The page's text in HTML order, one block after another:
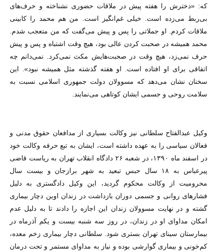
که: «دخترش را هفته پیش در ملاقات حضوری نشناخته و حرف‌های
بی‌ربط می‌زده است. خیلی غم‌انگیز است. من هم محمد را کابینی
ملاقات کردم. او جملاتی را پس و پیش می‌گفت که من متعجب شدم.
محمد همیشه در صحبت کردن عالی بود، هیچ وقت اشتباه و پس و پیش
حرف نمی‌زد، هیچ وقت در صحبت‌هایش مکث نمی‌کرد. نمی‌دانم چه
اتفاقی برای او افتاده است. او هفته گذشته مثل همیشه نبود». این
سخنان نشان می‌دهد که مسوولان دولت جمهوری اسلامی نسبت به
سلامت روحی و جسمی ایشان کوتاهی می‌نمایند.
وکیل عبدالفتاح سلطانی نیز وکالت بسیاری از مدافعان حقوق مدنی و
فعالان سیاسی را به عهده داشته است، ایشان به تبع حرفه وکالت خود
در اسفند ماه ۱۳۹۰، در شعبه ۲۶ دادگاه انقلاب تهران به ریاست قاضی
پیر‌عباس به ۱۸ سال حبس تبعید به شهر برازجان و بیست سال
محرومیت از وکالت محکوم گردید، این وکیل دادگستری به دلیل
فشارهای روانی و جسمی دوران بازداشت در زندان اوین دچار بیماری
گشته و در نهایت مسوولان زندان این اجازه را دادند تا به دلیل عدم
امکان مداوای او در زندان، در روز سه شنبه بیست و یکم آذرماه در
بیمارستان سینای تهران بستری شود. سلطانی دچار بیماری زخم معده،
کم‌خونی و بیماری گوارشی بوده و نیاز به مداوای مستمر و تحت درمان